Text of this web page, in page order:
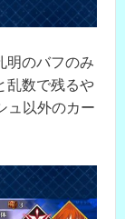
明のバフのみ
乱数で残るや
ュ以外のカー